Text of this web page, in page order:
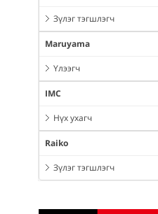
Зүлэг тэгшлэгч
Maruyama
Үлээгч
IMC
Нүх ухагч
Raiko
Зүлэг тэгшлэгч